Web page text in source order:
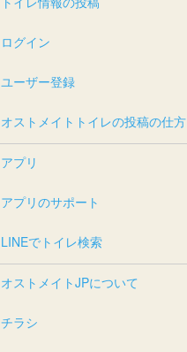
ログイン
ユーザー登録
オストメイトトイレの投稿の仕方
アプリ
アプリのサポート
LINEでトイレ検索
オストメイトJPについて
チラシ